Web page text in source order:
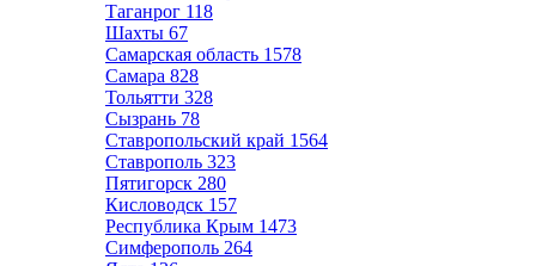
Таганрог 118
Шахты 67
Самарская область 1578
Самара 828
Тольятти 328
Сызрань 78
Ставропольский край 1564
Ставрополь 323
Пятигорск 280
Кисловодск 157
Республика Крым 1473
Симферополь 264